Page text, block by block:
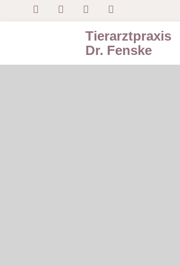
Tierarztpraxis
Dr. Fenske